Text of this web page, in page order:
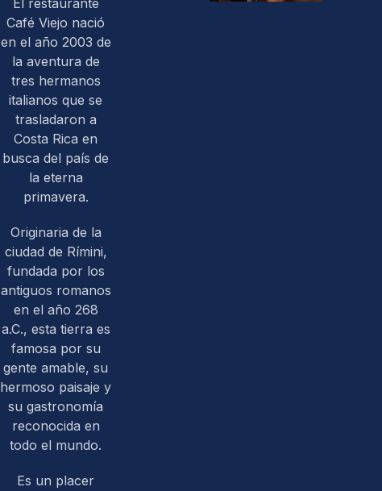
El restaurante
Café Viejo nació
en el año 2003 de
la aventura de
tres hermanos
italianos que se
trasladaron a
Costa Rica en
busca del país de
la eterna
primavera.
Originaria de la
ciudad de Rímini,
fundada por los
antiguos romanos
en el año 268
a.C., esta tierra es
famosa por su
gente amable, su
hermoso paisaje y
su gastronomía
reconocida en
todo el mundo.
Es un placer